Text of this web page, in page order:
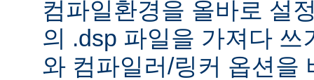
컴파일환경을 올바로 설
의 .dsp 파일을 가져다 쓰
와 컴파일러/링커 옵션을